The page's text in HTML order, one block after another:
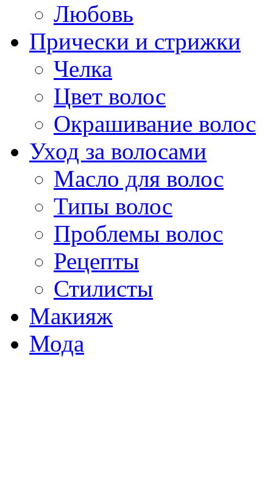
Любовь
Прически и стрижки
Челка
Цвет волос
Окрашивание волос
Уход за волосами
Масло для волос
Типы волос
Проблемы волос
Рецепты
Стилисты
Макияж
Мода